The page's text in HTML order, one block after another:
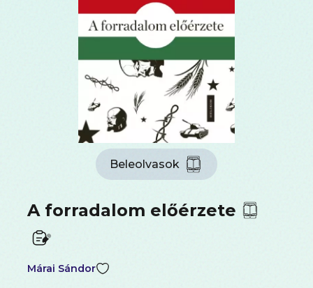
Beleolvasok
A forradalom előérzete
Márai Sándor